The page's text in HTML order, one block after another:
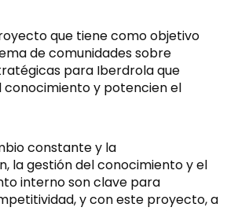
que tiene como objetivo
de comunidades sobre
para Iberdrola que
y potencien el
constante y la
la gestión del conocimiento y el
interno son clave para
y con este proyecto, a